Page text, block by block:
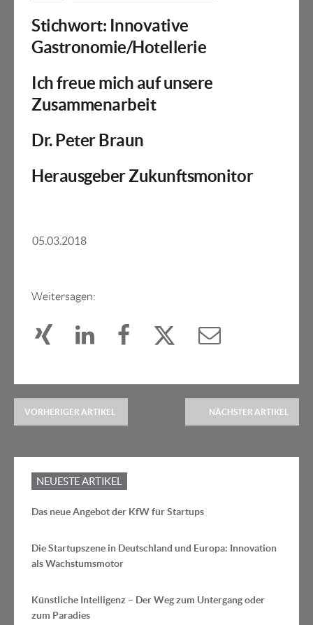
05.03.2018
Stichwort: Innovative
Gastronomie/Hotellerie
Ich freue mich auf unsere
Zusammenarbeit
Dr. Peter Braun
Herausgeber Zukunftsmonitor
Weitersagen:
VORHERIGER ARTIKEL NÄCHSTER ARTIKEL
NEUESTE ARTIKEL
Das neue Angebot der KfW für Startups
Die Startupszene in Deutschland und Europa: Innovation
als Wachstumsmotor
Künstliche Intelligenz – Der Weg zum Untergang oder
zum Paradies